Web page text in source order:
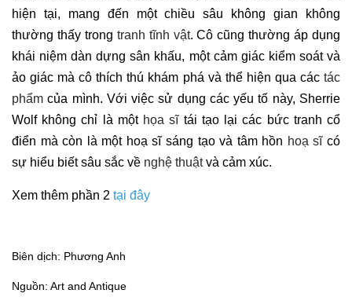
hiện tại, mang đến một chiều sâu không gian không
thường thấy trong tranh tĩnh vật. Cô cũng thường áp dụng
khái niệm dàn dựng sân khấu, một cảm giác kiểm soát và
ảo giác mà cô thích thú khám phá và thể hiện qua các tác
phẩm của mình. Với việc sử dụng các yếu tố này, Sherrie
Wolf không chỉ là một họa sĩtái tạo lại các bức tranh cổ
điển mà còn là một hoạ sĩ sáng tạo và tâm hồn hoạ sĩcó
sự hiểu biết sâu sắc về nghệ thuậtvà cảm xúc.
Xem thêm phần 2 tại đây
Biên dịch: Phương Anh
Nguồn: Art and Antique